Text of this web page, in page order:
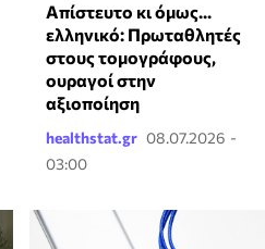
Απίστευτο κι όμως...
ελληνικό: Πρωταθλητές
στους τομογράφους,
ουραγοί στην
αξιοποίηση
healthstat.gr 08.07.2026 -
03:00